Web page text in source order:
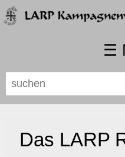
☰
Navigation
überspringen
Startseite
Länder
Hintergrund
Das LARP